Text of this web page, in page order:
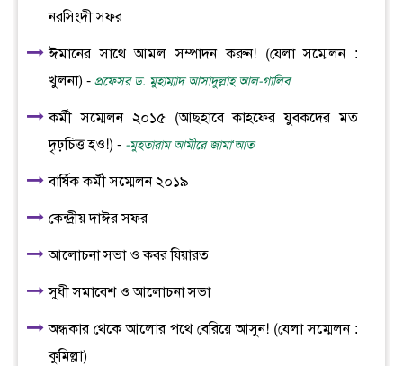
নরসিংদী সফর
ঈমানের সাথে আমল সম্পাদন করুন! (যেলা সম্মেলন :
খুলনা) - প্রফেসর ড. মুহাম্মাদ আসাদুল্লাহ আল-গালিব
কর্মী সম্মেলন ২০১৫ (আছহাবে কাহফের যুবকদের মত
দৃঢ়চিত্ত হও!) - -মুহতারাম আমীরে জামা‘আত
বার্ষিক কর্মী সম্মেলন ২০১৯
কেন্দ্রীয় দাঈর সফর
আলোচনা সভা ও কবর যিয়ারত
সুধী সমাবেশ ও আলোচনা সভা
অন্ধকার থেকে আলোর পথে বেরিয়ে আসুন! (যেলা সম্মেলন :
কুমিল্লা)